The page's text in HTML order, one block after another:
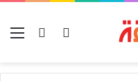
بحث عنتسجيل